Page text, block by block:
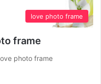
love photo frame
frame
photo frame